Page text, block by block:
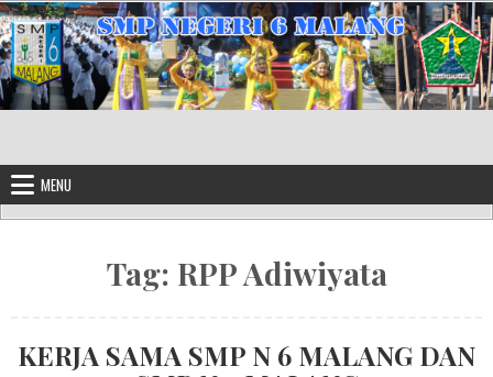
Skip to content
MENU
Tag: RPP Adiwiyata
KERJA SAMA SMP N 6 MALANG DAN